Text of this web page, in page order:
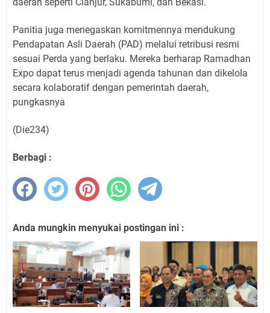
Panitia juga menegaskan komitmennya mendukung
Pendapatan Asli Daerah (PAD) melalui retribusi resmi
sesuai Perda yang berlaku. Mereka berharap Ramadhan
Expo dapat terus menjadi agenda tahunan dan dikelola
secara kolaboratif dengan pemerintah daerah,
pungkasnya
(Die234)
Berbagi :
Anda mungkin menyukai postingan ini :